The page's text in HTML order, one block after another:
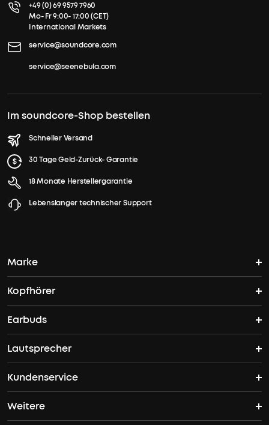
+49 (0) 69 9579 7960
Mo- Fr 9:00- 17:00 (CET)
International Markets
service@soundcore.com
service@seenebula.com
Im soundcore-Shop bestellen
Schneller Versand
30 Tage Geld-Zurück- Garantie
18 Monate Herstellergarantie
Lebenslanger technischer Support
Marke
soundcores Geschichte
Wo finde ich soundcore?
Kopfhörer
Bluetooth Kopfhörer
ANC Kopfhörer
Open Ear Kopfhörer
Space One Pro
Earbuds
TWS Earbuds
ANC Earbuds
Liberty 5 Pro
Lautsprecher
Bluetooth Lautsprecher
Bass Speakers
Kundenservice
Kontakt
Weitere